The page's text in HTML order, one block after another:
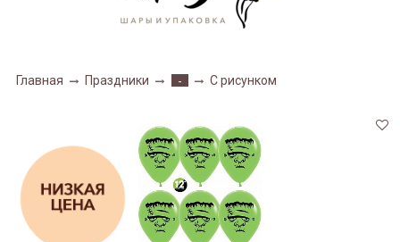
Главная Праздники - С рисунком